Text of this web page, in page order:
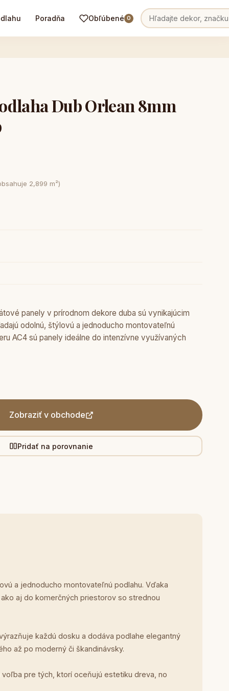
Poradňa Obľúbené 0
Dub Orlean 8mm
2,899 m²)
panely v prírodnom dekore duba sú vynikajúcim
odolnú, štýlovú a jednoducho montovateľnú
AC4 sú panely ideálne do intenzívne využívaných
Zobraziť v obchode
Pridať na porovnanie
a jednoducho montovateľnú podlahu. Vďaka
aj do komerčných priestorov so strednou
každú dosku a dodáva podlahe elegantný
až po moderný či škandinávsky.
pre tých, ktorí oceňujú estetiku dreva, no